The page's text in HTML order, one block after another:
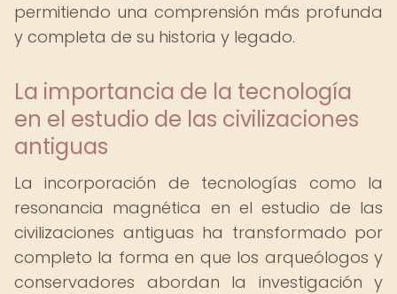
permitiendo una comprensión más profunda
y completa de su historia y legado.
La importancia de la tecnología
en el estudio de las civilizaciones
antiguas
La incorporación de tecnologías como la
resonancia magnética en el estudio de las
civilizaciones antiguas ha transformado por
completo la forma en que los arqueólogos y
conservadores abordan la investigación y